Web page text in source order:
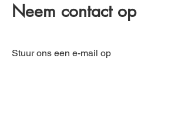
Neem contact op
Stuur ons een e-mail op